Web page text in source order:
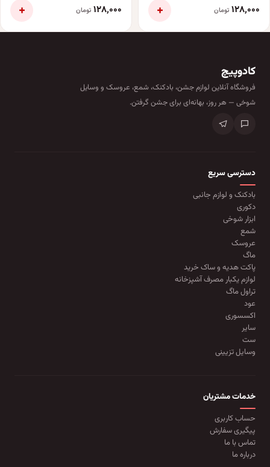
۱۲۸٬۰۰۰ تومان + ۱۲۸٬۰۰۰ تومان +
کادوپیچ
فروشگاه آنلاین لوازم جشن، بادکنک، شمع، عروسک و وسایل
شوخی — هر روز، بهانه‌ای برای جشن گرفتن.
دسترسی سریع
بادکنک و لوازم جانبی
دکوری
ابزار شوخی
شمع
عروسک
ماگ
پاکت هدیه و ساک خرید
لوازم یکبار مصرف آشپزخانه
تراول ماگ
عود
اکسسوری
سایر
ست
وسایل تزیینی
خدمات مشتریان
حساب کاربری
پیگیری سفارش
تماس با ما
درباره ما